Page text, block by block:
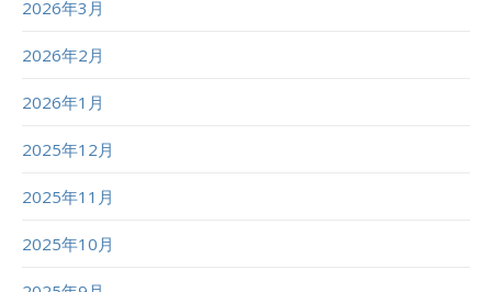
2026年3月
2026年2月
2026年1月
2025年12月
2025年11月
2025年10月